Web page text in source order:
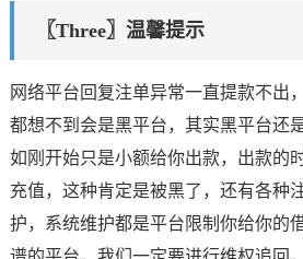
〖Three〗温馨提示
网络平台回复注单异常一直提款不出
都想不到会是黑平台，其实黑平台还
如刚开始只是小额给你出款，出款的
充值，这种肯定是被黑了，还有各种
护，系统维护都是平台限制你给你的